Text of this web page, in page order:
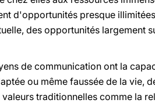
d'opportunités presque
des opportunités largement
de communication ont la
ou même faussée de la vie,
traditionnelles comme la